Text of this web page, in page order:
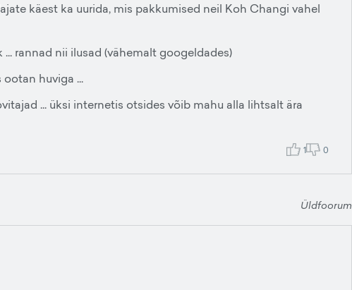
käest ka uurida, mis pakkumised neil Koh Changi vahel
rannad nii ilusad (vähemalt googeldades)
huviga ...
... üksi internetis otsides võib mahu alla lihtsalt ära
1 0
Üldfoorum